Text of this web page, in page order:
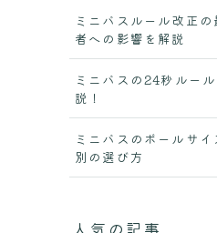
ミニバスルール改正
者への影響を解説
ミニバスの24秒ルー
説！
ミニバスのボールサ
別の選び方